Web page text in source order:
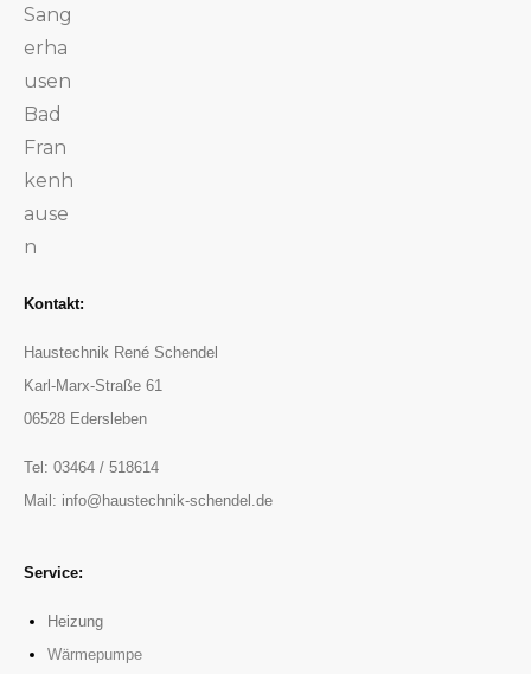
Kontakt:
Haustechnik René Schendel
Karl-Marx-Straße 61
06528 Edersleben
Tel: 03464 / 518614
Mail: info@haustechnik-schendel.de
Service:
Heizung
Wärmepumpe